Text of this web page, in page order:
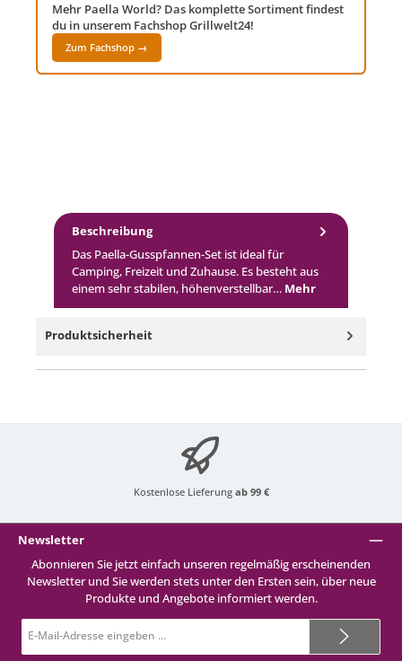
Mehr Paella World? Das komplette Sortiment findest
du in unserem Fachshop Grillwelt24!
Zum Fachshop →
Beschreibung
Das Paella-Gusspfannen-Set ist ideal für
Camping, Freizeit und Zuhause. Es besteht aus
einem sehr stabilen, höhenverstellbar… Mehr
Produktsicherheit
Kostenlose Lieferung ab 99 €
Newsletter
Abonnieren Sie jetzt einfach unseren regelmäßig erscheinenden
Newsletter und Sie werden stets unter den Ersten sein, über neue
Produkte und Angebote informiert werden.
Mail-